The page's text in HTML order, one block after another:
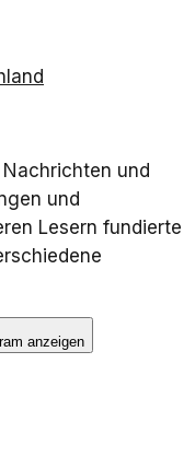
und
und
Lesern fundierte
anzeigen